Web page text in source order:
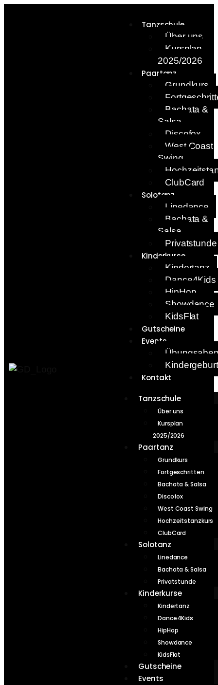
Tanzschule
Über uns
Kursplan
2025/2026
Paartanz
Grundkurs
Bachata &
Salsa
Discofox
West Coast
Swing
ClubCard
Solotanz
Linedance
Bachata &
Salsa
Privatstunde
Kinderkurse
Kindertanz
Dance4Kids
HipHop
Showdance
KidsFlat
Gutscheine
Events
Kontakt
Tanzschule
Über uns
Kursplan
2025/2026
Paartanz
Grundkurs
Fortgeschritten
Bachata & Salsa
Discofox
West Coast Swing
Hochzeitstanzkurs
ClubCard
Solotanz
Linedance
Bachata & Salsa
Privatstunde
Kinderkurse
Kindertanz
Dance4Kids
HipHop
Showdance
KidsFlat
Gutscheine
Events